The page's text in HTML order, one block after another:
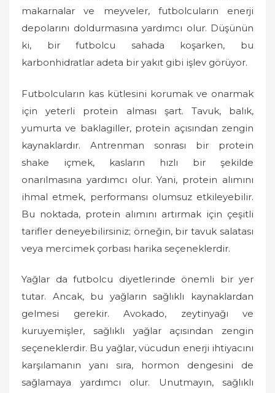
makarnalar ve meyveler, futbolcuların enerji
depolarını doldurmasına yardımcı olur. Düşünün
ki, bir futbolcu sahada koşarken, bu
karbonhidratlar adeta bir yakıt gibi işlev görüyor.
Futbolcuların kas kütlesini korumak ve onarmak
için yeterli protein alması şart. Tavuk, balık,
yumurta ve baklagiller, protein açısından zengin
kaynaklardır. Antrenman sonrası bir protein
shake içmek, kasların hızlı bir şekilde
onarılmasına yardımcı olur. Yani, protein alımını
ihmal etmek, performansı olumsuz etkileyebilir.
Bu noktada, protein alımını artırmak için çeşitli
tarifler deneyebilirsiniz; örneğin, bir tavuk salatası
veya mercimek çorbası harika seçeneklerdir.
Yağlar da futbolcu diyetlerinde önemli bir yer
tutar. Ancak, bu yağların sağlıklı kaynaklardan
gelmesi gerekir. Avokado, zeytinyağı ve
kuruyemişler, sağlıklı yağlar açısından zengin
seçeneklerdir. Bu yağlar, vücudun enerji ihtiyacını
karşılamanın yanı sıra, hormon dengesini de
sağlamaya yardımcı olur. Unutmayın, sağlıklı